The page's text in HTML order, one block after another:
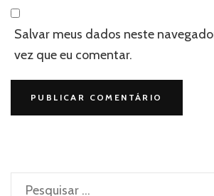
Salvar meus dados neste
vez que eu comentar.
Pesquisar